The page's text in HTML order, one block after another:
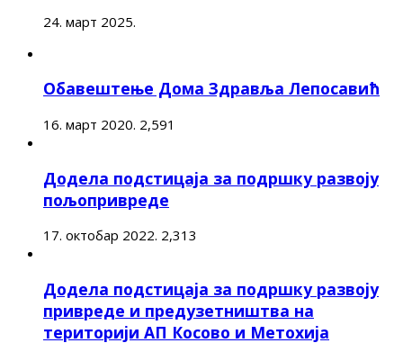
24. март 2025.
Обавештење Дома Здравља Лепосавић
16. март 2020. 2,591
Додела подстицаја за подршку развоју
пољопривреде
17. октобар 2022. 2,313
Додела подстицаја за подршку развоју
привреде и предузетништва на
територији АП Косово и Метохија